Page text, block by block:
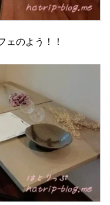
ェのよう！！